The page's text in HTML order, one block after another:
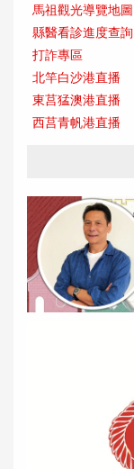
馬祖觀光導覽地圖
縣醫看診進度查詢
打詐專區
北竿白沙港直播
東莒猛澳港直播
西莒青帆港直播